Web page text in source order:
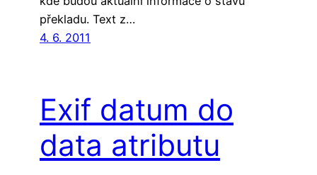
překladu. Text z…
4. 6. 2011
Exif datum do
data atributu